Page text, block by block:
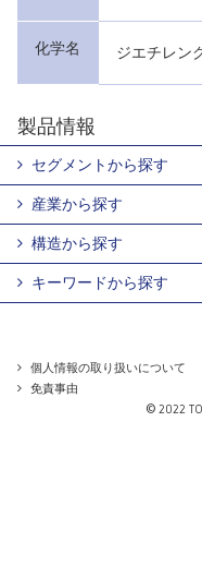
化学名 ジエチレン
製品情報
セグメントから探す
産業から探す
構造から探す
キーワードから探す
個人情報の取り扱いについて
免責事由
© 2022